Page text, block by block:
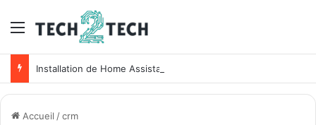
Menu
Installation de Home Assistant sur un NAS Synology
Accueil /crm